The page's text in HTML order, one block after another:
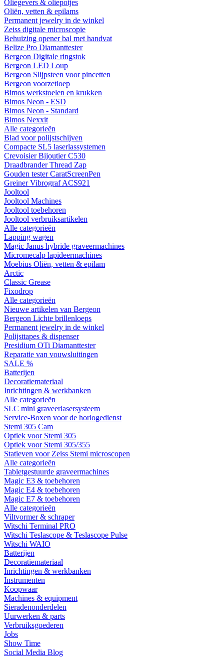
Oliegevers & oliepotjes
Oliën, vetten & epilams
Permanent jewelry in de winkel
Zeiss digitale microscopie
Behuizing opener bal met handvat
Belize Pro Diamanttester
Bergeon Digitale ringstok
Bergeon LED Loup
Bergeon Slijpsteen voor pincetten
Bergeon voorzetloep
Bimos werkstoelen en krukken
Bimos Neon - ESD
Bimos Neon - Standard
Bimos Nexxit
Alle categorieën
Blad voor polijstschijven
Compacte SL5 laserlassystemen
Crevoisier Bijoutier C530
Draadbrander Thread Zap
Gouden tester CaratScreenPen
Greiner Vibrograf ACS921
Jooltool
Jooltool Machines
Jooltool toebehoren
Jooltool verbruiksartikelen
Alle categorieën
Lapping wagen
Magic Janus hybride graveermachines
Micromecalp lapideermachines
Moebius Oliën, vetten & epilam
Arctic
Classic Grease
Fixodrop
Alle categorieën
Nieuwe artikelen van Bergeon
Bergeon Lichte brillenloeps
Permanent jewelry in de winkel
Polijsttapes & dispenser
Presidium OTi Diamanttester
Reparatie van vouwsluitingen
SALE %
Batterijen
Decoratiemateriaal
Inrichtingen & werkbanken
Alle categorieën
SLC mini graveerlasersysteem
Service-Boxen voor de horlogedienst
Stemi 305 Cam
Optiek voor Stemi 305
Optiek voor Stemi 305/355
Statieven voor Zeiss Stemi microscopen
Alle categorieën
Tabletgestuurde graveermachines
Magic E3 & toebehoren
Magic E4 & toebehoren
Magic E7 & toebehoren
Alle categorieën
Viltvormer & schraper
Witschi Terminal PRO
Witschi Teslascope & Teslascope Pulse
Witschi WAIO
Batterijen
Decoratiemateriaal
Inrichtingen & werkbanken
Instrumenten
Koopwaar
Machines & equipment
Sieradenonderdelen
Uurwerken & parts
Verbruiksgoederen
Jobs
Show Time
Social Media Blog